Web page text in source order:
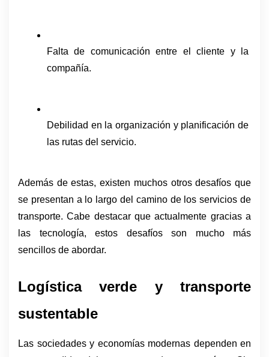
Falta de comunicación entre el cliente y la
compañía.
Debilidad en la organización y planificación de
las rutas del servicio.
Además de estas, existen muchos otros desafíos que
se presentan a lo largo del camino de los servicios de
transporte. Cabe destacar que actualmente gracias a
las tecnología, estos desafíos son mucho más
sencillos de abordar.
Logística verde y transporte
sustentable
Las sociedades y economías modernas dependen en